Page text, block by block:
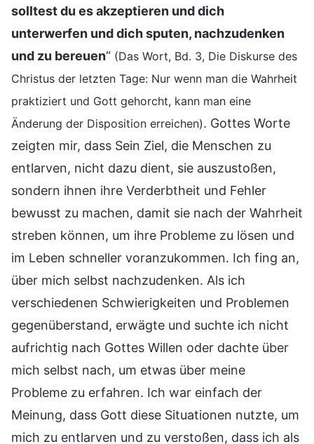
solltest du es akzeptieren und dich
unterwerfen und dich sputen, nachzudenken
und zu bereuen“ (Das Wort, Bd. 3, Die Diskurse des
Christus der letzten Tage: Nur wenn man die Wahrheit
praktiziert und Gott gehorcht, kann man eine
Änderung der Disposition erreichen). Gottes Worte
zeigten mir, dass Sein Ziel, die Menschen zu
entlarven, nicht dazu dient, sie auszustoßen,
sondern ihnen ihre Verderbtheit und Fehler
bewusst zu machen, damit sie nach der Wahrheit
streben können, um ihre Probleme zu lösen und
im Leben schneller voranzukommen. Ich fing an,
über mich selbst nachzudenken. Als ich
verschiedenen Schwierigkeiten und Problemen
gegenüberstand, erwägte und suchte ich nicht
aufrichtig nach Gottes Willen oder dachte über
mich selbst nach, um etwas über meine
Probleme zu erfahren. Ich war einfach der
Meinung, dass Gott diese Situationen nutzte, um
mich zu entlarven und zu verstoßen, dass ich als